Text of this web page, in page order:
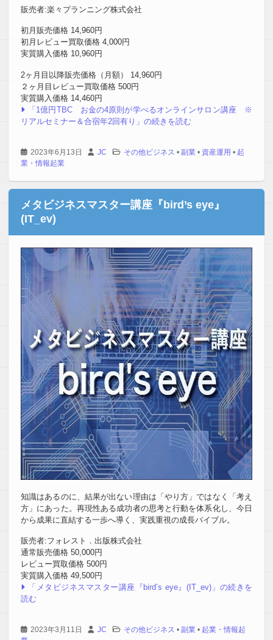
販売者:楽々プランニング株式会社
初月販売価格 14,960円
初月レビュー買取価格 4,000円
実質購入価格 10,960円
2ヶ月目以降販売価格（月額） 14,960円
２ヶ月目レビュー買取価格 500円
実質購入価格 14,460円
「1億円TBC お金の4原則が学べるオンラインサロン講座 ※
リアルセミナー＆合宿年2回有り」の続きを読む
2023年6月13日 JC その他ビジネス • 副業 • 資産運用 • 起
業・情報起業
メタビジネスマスター講座『bird’s eye』
(IT_ev)
知識はあるのに、結果が出ない理由は「やり方」ではなく「考え
方」にあった。再現性ある成功者の思考と行動を体系化し、今日
から成果に直結する一歩へ導く、実践重視の成長バイブル。
販売者:フォレスト．出版株式会社
通常販売価格 50,000円
レビュー買取価格 500円
実質購入価格 49,500円
「メタビジネスマスター講座『bird’s eye』(IT_ev)」の続きを
読む
2023年3月11日 JC その他ビジネス • 副業 • 起業・情報起